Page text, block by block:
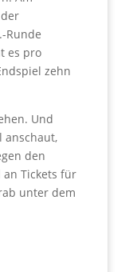
Runde
es pro
zehn
Und
anschaut,
den
an Tickets für
unter dem